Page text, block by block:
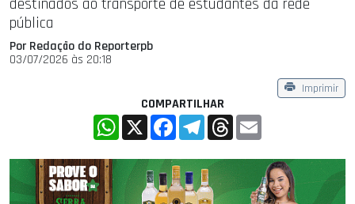
destinados ao transporte de estudantes da rede
pública
Por Redação do Reporterpb
03/07/2026 às 20:18
Imprimir
COMPARTILHAR
WhatsApp
X FacebookTelegramThreads